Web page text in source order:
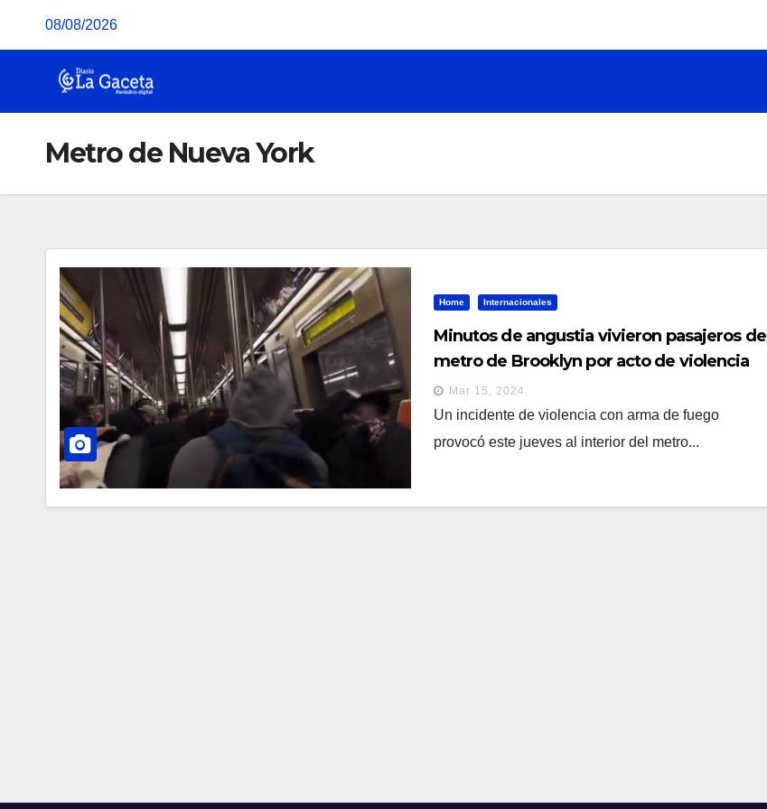
08/08/2026
Metro de Nueva York
Home Internacionales
Minutos de angustia vivieron pasajeros del
metro de Brooklyn por acto de violencia
Mar 15, 2024
Un incidente de violencia con arma de fuego
provocó este jueves al interior del metro...